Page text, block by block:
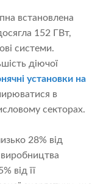
встановлена
152 ГВт,
системи.
діючої
установки на
в
секторах.
28% від
виробництва
від її